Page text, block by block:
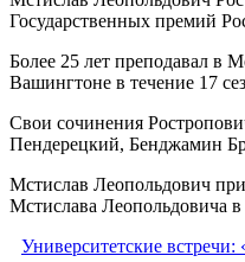
Государственных премий
Более 25 лет преподавал в
Вашингтоне в течение 17
Свои сочинения
Пендерецкий, Бенджамин
Мстислав Леопольдович
Мстислава Леопольдовича
Университетские